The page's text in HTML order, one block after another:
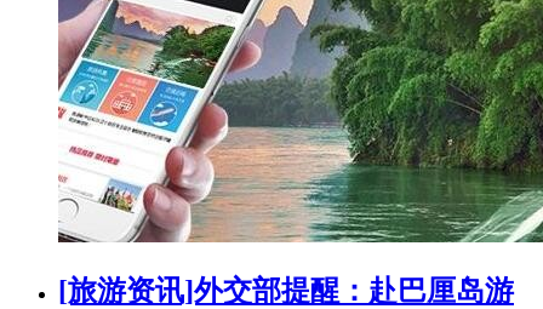
[旅游资讯]外交部提醒：赴巴厘岛游